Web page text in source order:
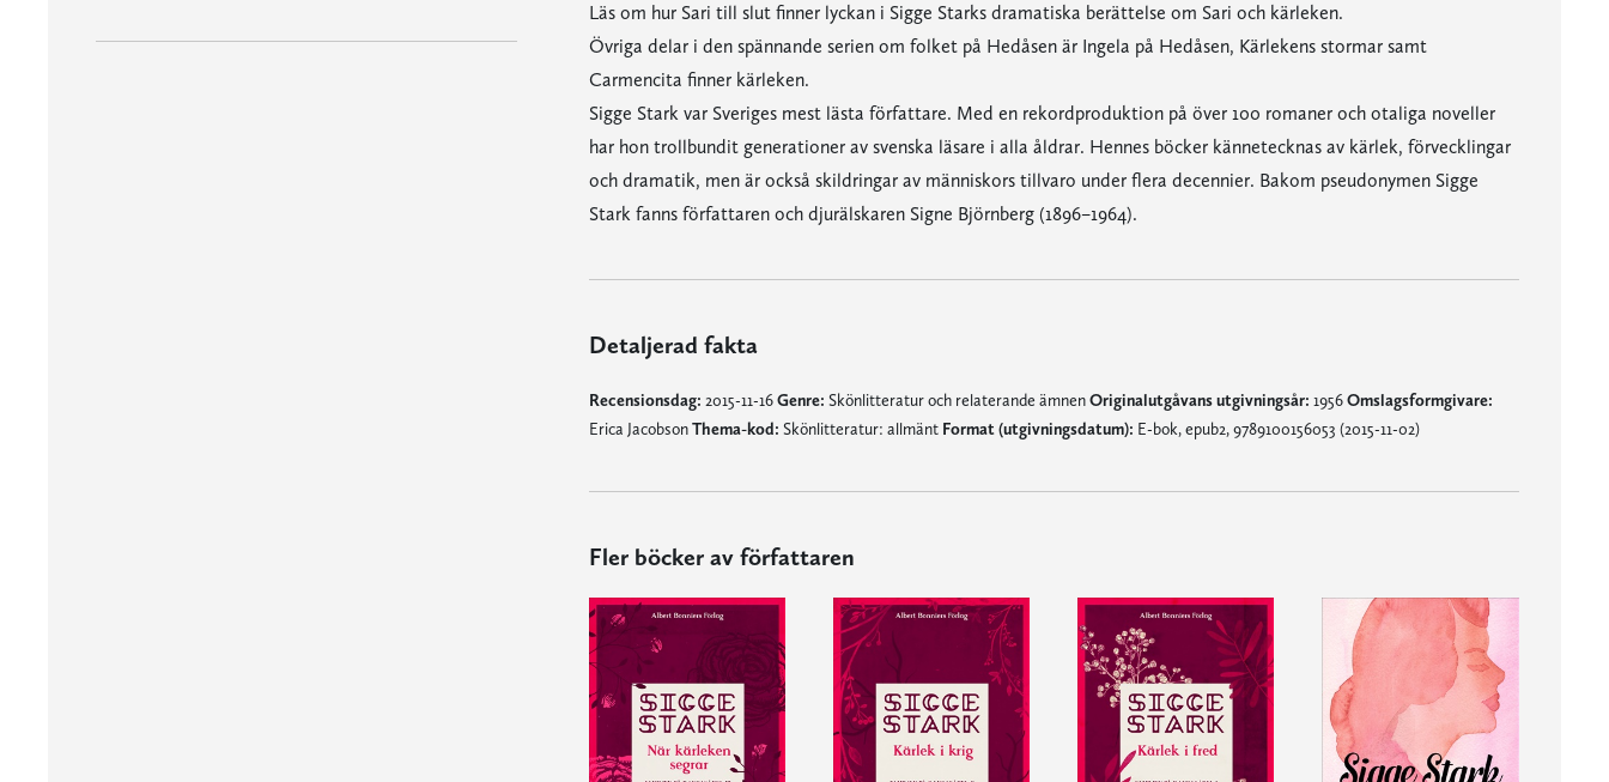
Läs om hur Sari till slut finner lyckan i Sigge Starks dramatiska berättelse om Sari och kärleken.
Övriga delar i den spännande serien om folket på Hedåsen är Ingela på Hedåsen, Kärlekens stormar samt
Carmencita finner kärleken.
Sigge Stark var Sveriges mest lästa författare. Med en rekordproduktion på över 100 romaner och otaliga noveller
har hon trollbundit generationer av svenska läsare i alla åldrar. Hennes böcker kännetecknas av kärlek, förvecklingar
och dramatik, men är också skildringar av människors tillvaro under flera decennier. Bakom pseudonymen Sigge
Stark fanns författaren och djurälskaren Signe Björnberg (1896–1964).
Detaljerad fakta
Recensionsdag: 2015-11-16Genre: Skönlitteratur och relaterande ämnenOriginalutgåvans utgivningsår: 1956Omslagsformgivare:
Erica JacobsonThema-kod: Skönlitteratur: allmänt Format (utgivningsdatum): E-bok, epub2, 9789100156053 (2015-11-02)
Fler böcker av författaren